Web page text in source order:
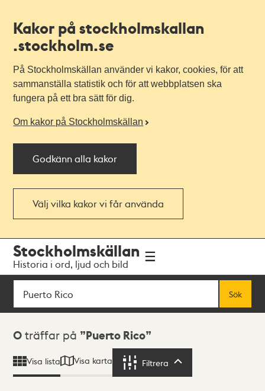
Kakor på stockholmskallan
.stockholm.se
På Stockholmskällan använder vi kakor, cookies, för att
sammanställa statistik och för att webbplatsen ska
fungera på ett bra sätt för dig.
Om kakor på Stockholmskällan
Godkänn alla kakor
Välj vilka kakor vi får använda
navigationen
huvudinnehållet
Stockholmskällan
Historia i ord, ljud och bild
Sök
Sök
Sökresultat
0 träffar på Puerto Rico
Visa lista Visa karta Filtrera